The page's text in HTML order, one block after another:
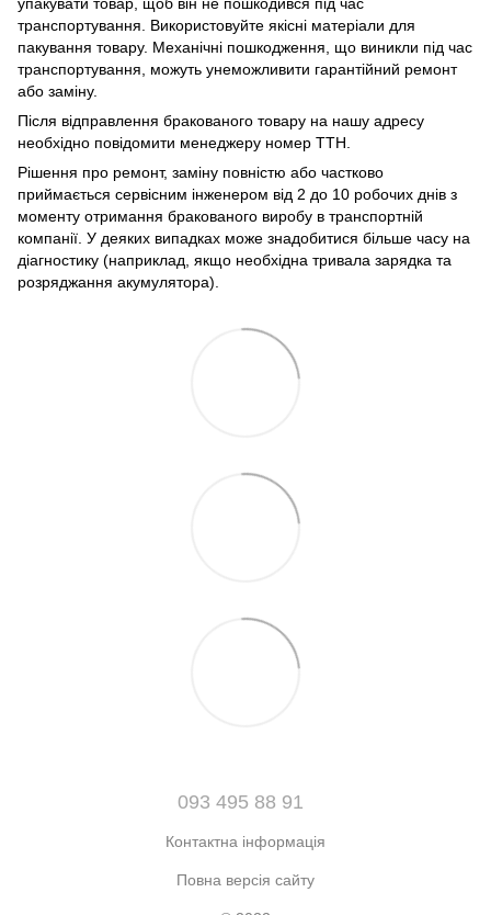
упакувати товар, щоб він не пошкодився під час
транспортування. Використовуйте якісні матеріали для
пакування товару. Механічні пошкодження, що виникли під час
транспортування, можуть унеможливити гарантійний ремонт
або заміну.
Після відправлення бракованого товару на нашу адресу
необхідно повідомити менеджеру номер ТТН.
Рішення про ремонт, заміну повністю або частково
приймається сервісним інженером від 2 до 10 робочих днів з
моменту отримання бракованого виробу в транспортній
компанії. У деяких випадках може знадобитися більше часу на
діагностику (наприклад, якщо необхідна тривала зарядка та
розряджання акумулятора).
093 495 88 91
Контактна інформація
Повна версія сайту